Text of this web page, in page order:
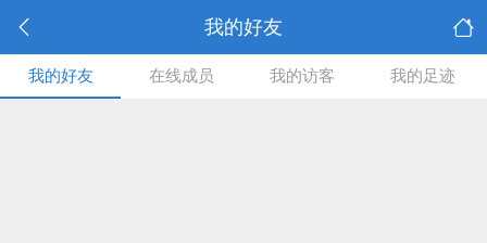
我的好友
我的好友 在线成员 我的访客 我的足迹